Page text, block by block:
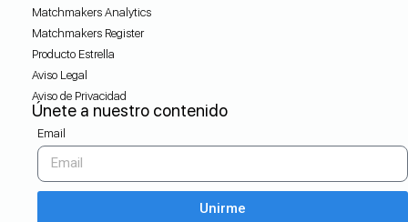
Matchmakers Analytics
Matchmakers Register
Producto Estrella
Aviso Legal
Aviso de Privacidad
Únete a nuestro contenido
Email
Unirme